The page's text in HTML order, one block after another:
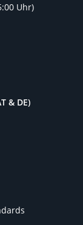
Uhr)
& DE)